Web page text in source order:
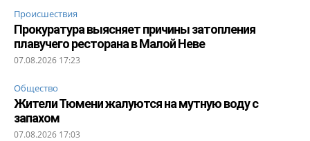
Происшествия
Прокуратура выясняет причины затопления
плавучего ресторана в Малой Неве
07.08.2026 17:23
Общество
Жители Тюмени жалуются на мутную воду с
запахом
07.08.2026 17:03